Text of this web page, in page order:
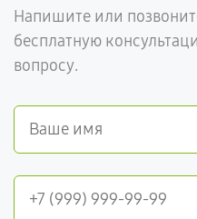
Напишите или
бесплатную
вопросу.